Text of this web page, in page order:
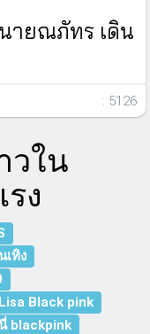
ายณภัทร เดิน
: 5126
วใน
ง
เทิง
Black pink
blackpink